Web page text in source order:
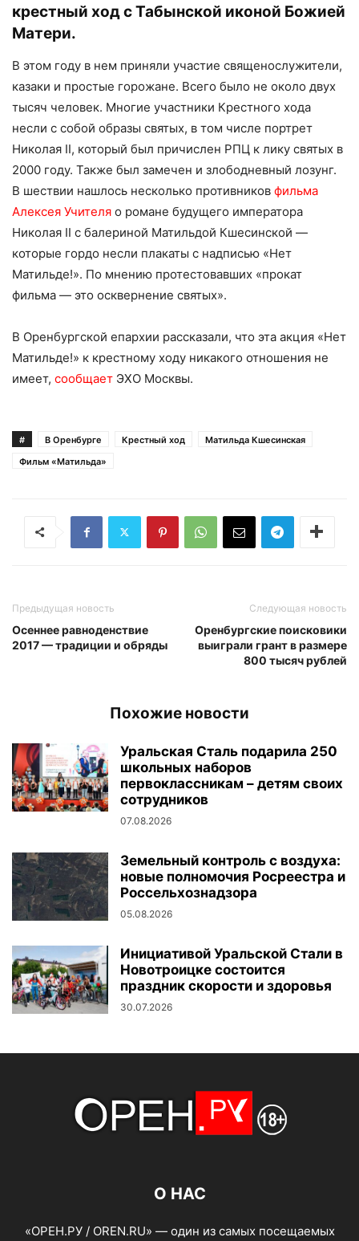
крестный ход с Табынской иконой Божией
Матери.
В этом году в нем приняли участие священослужители,
казаки и простые горожане. Всего было не около двух
тысяч человек. Многие участники Крестного хода
несли с собой образы святых, в том числе портрет
Николая II, который был причислен РПЦ к лику святых в
2000 году. Также был замечен и злободневный лозунг.
В шествии нашлось несколько противников фильма
Алексея Учителя о романе будущего императора
Николая II с балериной Матильдой Кшесинской —
которые гордо несли плакаты c надписью «Нет
Матильде!». По мнению протестовавших «прокат
фильма — это осквернение святых».
В Оренбургской епархии рассказали, что эта акция «Нет
Матильде!» к крестному ходу никакого отношения не
имеет, сообщает ЭХО Москвы.
# В Оренбурге Крестный ход
Матильда Кшесинская
Фильм «Матильда»
Предыдущая новость
Осеннее равноденствие
2017 — традиции и обряды
Следующая новость
Оренбургские поисковики
выиграли грант в размере
800 тысяч рублей
Похожие новости
Уральская Сталь подарила 250
школьных наборов
первоклассникам – детям своих
сотрудников
07.08.2026
Земельный контроль с воздуха:
новые полномочия Росреестра и
Россельхознадзора
05.08.2026
Инициативой Уральской Стали в
Новотроицке состоится
праздник скорости и здоровья
30.07.2026
О НАС
«ОРЕН.РУ / OREN.RU» — один из самых посещаемых